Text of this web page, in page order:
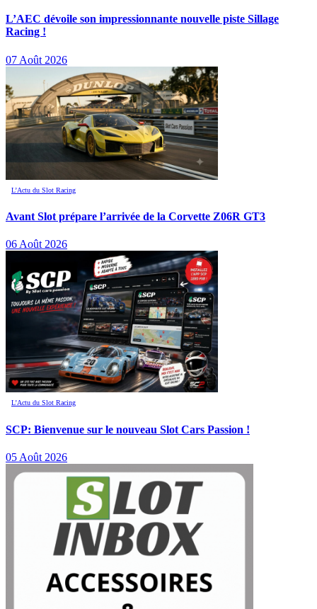
L’AEC dévoile son impressionnante nouvelle piste Sillage
Racing !
07 Août 2026
L’Actu du Slot Racing
Avant Slot prépare l’arrivée de la Corvette Z06R GT3
06 Août 2026
L’Actu du Slot Racing
SCP: Bienvenue sur le nouveau Slot Cars Passion !
05 Août 2026